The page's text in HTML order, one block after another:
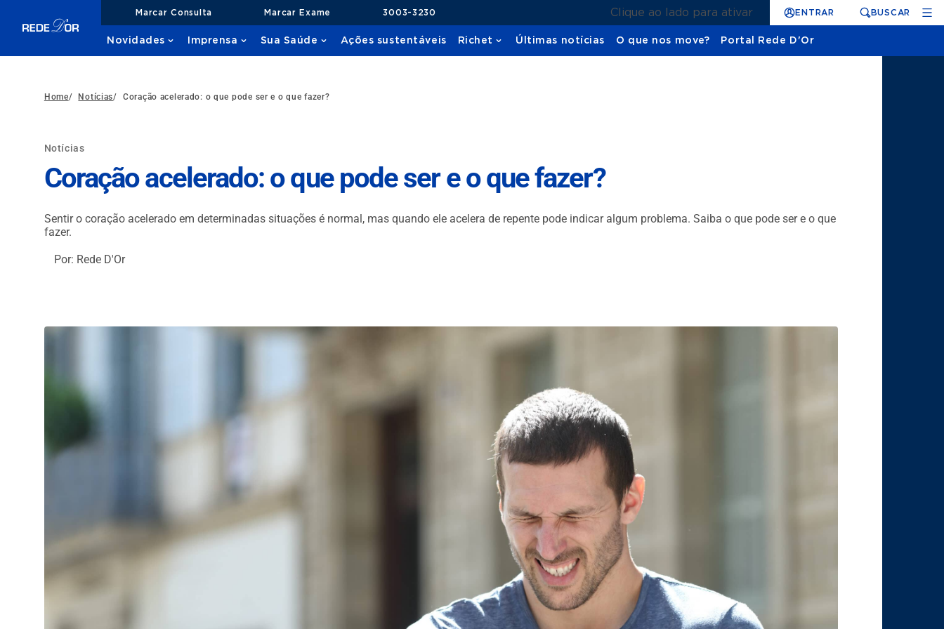
Marcar Consulta Marcar Exame 3003-3230 Clique ao lado para ativar ENTRAR BUSCAR
Novidades Imprensa Sua Saúde Ações sustentáveis Richet Últimas notícias O que nos move? Portal Rede D'Or
Home/ Notícias/ Coração acelerado: o que pode ser e o que fazer?
Notícias
Coração acelerado: o que pode ser e o que fazer?
Sentir o coração acelerado em determinadas situações é normal, mas quando ele acelera de repente pode indicar algum problema. Saiba o que pode ser e o que
fazer.
Por: Rede D'Or